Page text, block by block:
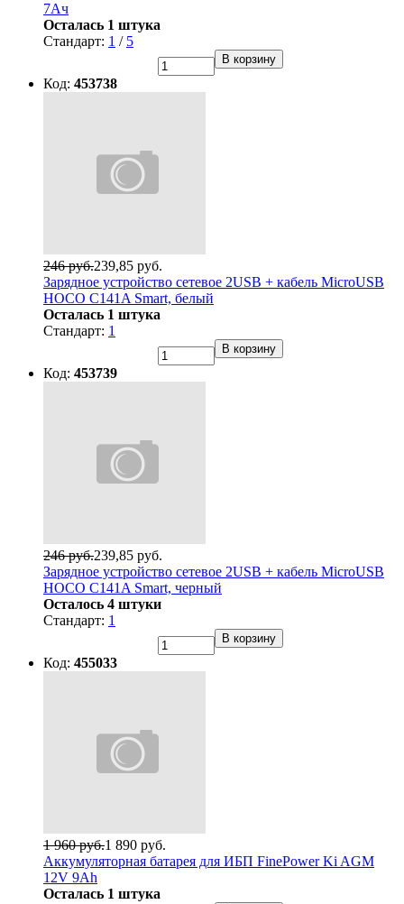
7Ач
Осталась 1 штука
Стандарт: 1 / 5
В корзину
Код: 453738
239,85 руб.
246 руб.
Зарядное устройство сетевое 2USB + кабель MicroUSB
HOCO C141A Smart, белый
Осталась 1 штука
Стандарт: 1
В корзину
Код: 453739
239,85 руб.
246 руб.
Зарядное устройство сетевое 2USB + кабель MicroUSB
HOCO C141A Smart, черный
Осталось 4 штуки
Стандарт: 1
В корзину
Код: 455033
1 890 руб.
1 960 руб.
Аккумуляторная батарея для ИБП FinePower Ki AGM
12V 9Ah
Осталась 1 штука